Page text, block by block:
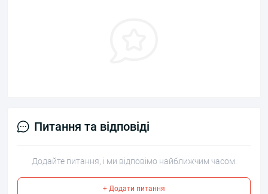
Питання та відповіді
Додайте питання, і ми відповімо найближчим часом.
+ Додати питання